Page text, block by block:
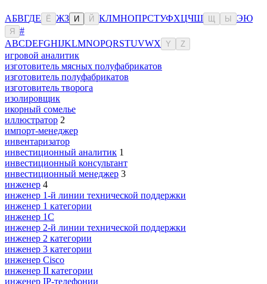
АБВГДЕ Ё ЖЗ И Й КЛМНОПРСТУФХЦЧШ Ы ЭЮ
Я
#
ABCDEFGHIJKLMNOPQRSTUVWX Y Z
игровой аналитик
изготовитель мясных полуфабрикатов
изготовитель полуфабрикатов
изготовитель творога
изолировщик
икорный сомелье
иллюстратор 2
импорт-менеджер
инвентаризатор
инвестиционный аналитик 1
инвестиционный консультант
инвестиционный менеджер 3
инженер 4
инженер 1-й линии технической поддержки
инженер 1 категории
инженер 1С
инженер 2-й линии технической поддержки
инженер 2 категории
инженер 3 категории
инженер Cisco
инженер II категории
инженер IP-телефонии